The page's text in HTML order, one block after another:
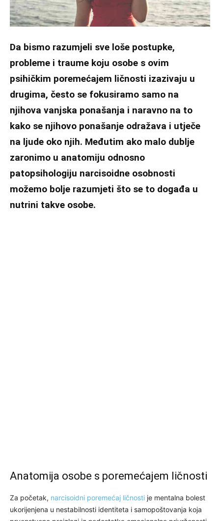
Da bismo razumjeli sve loše postupke,
probleme i traume koju osobe s ovim
psihičkim poremećajem ličnosti izazivaju u
drugima, često se fokusiramo samo na
njihova vanjska ponašanja i naravno na to
kako se njihovo ponašanje odražava i utječe
na ljude oko njih. Međutim ako malo dublje
zaronimo u anatomiju odnosno
patopsihologiju narcisoidne osobnosti
možemo bolje razumjeti što se to događa u
nutrini takve osobe.
Anatomija osobe s poremećajem ličnosti
Za početak, narcisoidni poremećaj ličnosti je mentalna bolest
ukorijenjena u nestabilnosti identiteta i samopoštovanja koja